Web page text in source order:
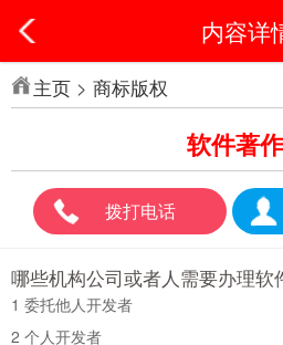
内容详
主页 > 商标版权
软件著
拨打电话
哪些机构公司或者人需要办理软
1 委托他人开发者
2 个人开发者